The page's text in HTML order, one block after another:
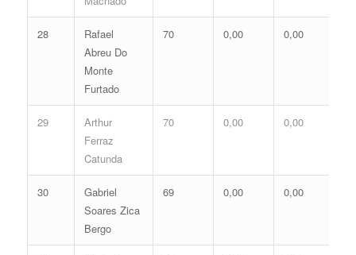
28
Rafael
Abreu Do
Monte
Furtado
70 0,00 0,00
29
Arthur
Ferraz
Catunda
70 0,00 0,00
30
Gabriel
Soares Zica
Bergo
69 0,00 0,00